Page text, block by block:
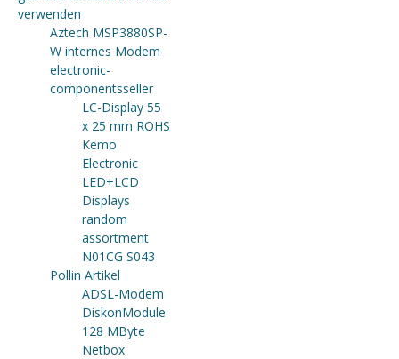
verwenden
Aztech MSP3880SP-
W internes Modem
electronic-
componentsseller
LC-Display 55
x 25 mm ROHS
Kemo
Electronic
LED+LCD
Displays
random
assortment
N01CG S043
Pollin Artikel
ADSL-Modem
DiskonModule
128 MByte
Netbox